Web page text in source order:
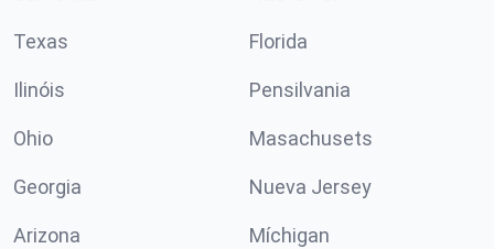
Texas Florida
Ilinóis Pensilvania
Ohio Masachusets
Georgia Nueva Jersey
Arizona Míchigan